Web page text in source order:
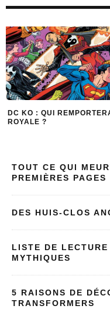
6 MOMENTS CHOQUANTS
ABSOLUTE
TOUT CE QUI
PREMIÈRES PAGES
DES HUIS-CLOS
LISTE DE
MYTHIQUES
5 RAISONS DE
TRANSFORMERS